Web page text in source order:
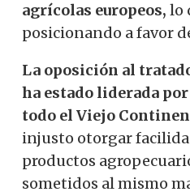
agrícolas europeos, lo
posicionando a favor
La oposición al
ha estado liderada
todo el Viejo
injusto otorgar
productos
sometidos al mismo